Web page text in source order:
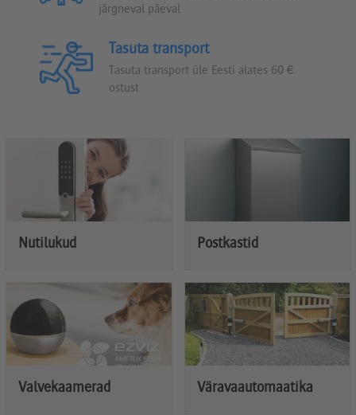
järgneval päeval
Tasuta transport
Tasuta transport üle Eesti alates 60 €
ostust
Nutilukud
Valvekaamerad
Postkastid
Väravaautomaatika